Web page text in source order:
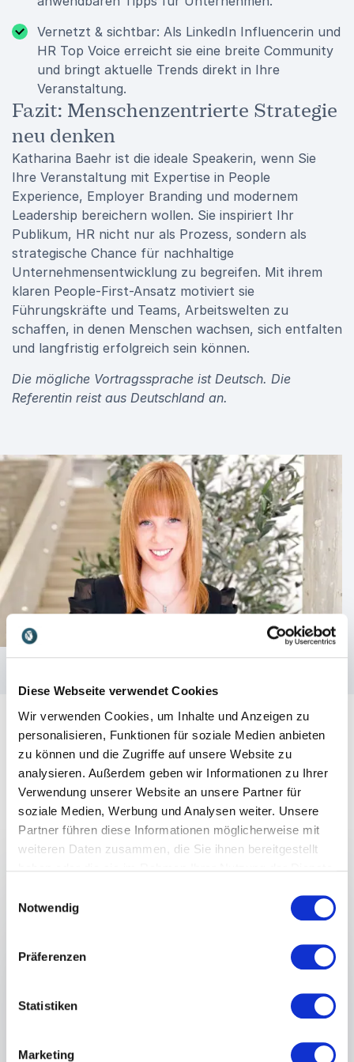
Diese Webseite verwendet Cookies
Wir verwenden Cookies, um Inhalte und Anzeigen zu
personalisieren, Funktionen für soziale Medien anbieten
zu können und die Zugriffe auf unsere Website zu
analysieren. Außerdem geben wir Informationen zu Ihrer
Verwendung unserer Website an unsere Partner für
soziale Medien, Werbung und Analysen weiter. Unsere
Partner führen diese Informationen möglicherweise mit
weiteren Daten zusammen, die Sie ihnen bereitgestellt
Notwendig
Präferenzen
Statistiken
Marketing
Vernetzt & sichtbar: Als LinkedIn Influencerin und
HR Top Voice erreicht sie eine breite Community
und bringt aktuelle Trends direkt in Ihre
Veranstaltung.
Fazit: Menschenzentrierte Strategie
neu denken
Katharina Baehr ist die ideale Speakerin, wenn Sie
Ihre Veranstaltung mit Expertise in People
Experience, Employer Branding und modernem
Leadership bereichern wollen. Sie inspiriert Ihr
Publikum, HR nicht nur als Prozess, sondern als
strategische Chance für nachhaltige
Unternehmensentwicklung zu begreifen. Mit ihrem
klaren People-First-Ansatz motiviert sie
Führungskräfte und Teams, Arbeitswelten zu
schaffen, in denen Menschen wachsen, sich entfalten
und langfristig erfolgreich sein können.
Die mögliche Vortragssprache ist Deutsch. Die
Referentin reist aus Deutschland an.
Vorträge
FUTURE MINDSET PEOPLE
EXPERIENCE: Warum HR Schnee von
gestern ist
Warum sich HR vom administrativen
entwickeln bzw. transformieren muss